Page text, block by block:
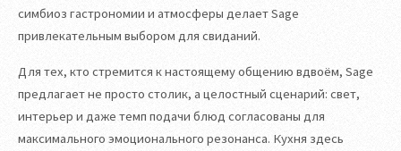
симбиоз гастрономии и атмосферы делает Sage
привлекательным выбором для свиданий.
Для тех, кто стремится к настоящему общению вдвоём, Sage
предлагает не просто столик, а целостный сценарий: свет,
интерьер и даже темп подачи блюд согласованы для
максимального эмоционального резонанса. Кухня здесь